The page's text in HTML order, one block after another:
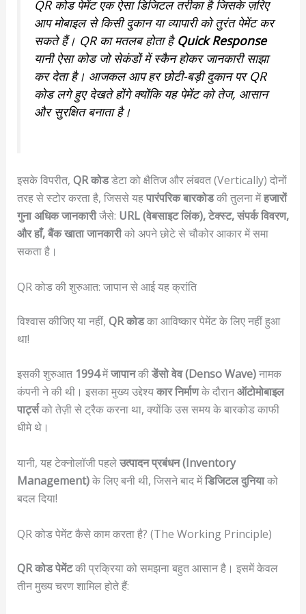
QR कोड पेमेंट एक ऐसा डिजिटल तरीका है जिसके ज़रिए
आप मोबाइल से किसी दुकान या व्यापारी को तुरंत पेमेंट कर
सकते हैं। QR का मतलब होता हैQuick Response
यानी ऐसा कोड जो सेकंडों में स्कैन होकर जानकारी साझा
कर देता है। आजकल आप हर छोटी-बड़ी दुकान पर QR
कोड लगे हुए देखते होंगे क्योंकि यह पेमेंट को तेज, आसान
और सुरक्षित बनाता है।
इसके विपरीत, QR कोडडेटा को क्षैतिज और लंबवत (Vertically) दोनों
तरह से स्टोर करता है, जिससे यहपारंपरिक बारकोडकी तुलना मेंहजारों
गुना अधिक जानकारीजैसे: URL (वेबसाइट लिंक), टेक्स्ट, संपर्क विवरण,
और हाँ, बैंक खाता जानकारीको अपने छोटे से चौकोर आकार में समा
सकता है।
QR कोड की शुरुआत: जापान से आई यह क्रांति
विश्वास कीजिए या नहीं, QR कोडका आविष्कार पेमेंट के लिए नहीं हुआ
था!
इसकी शुरुआत 1994मेंजापानकीडेंसो वेव (Denso Wave)नामक
कंपनी ने की थी। इसका मुख्य उद्देश्यकार निर्माणके दौरानऑटोमोबाइल
पार्ट्सको तेज़ी से ट्रैक करना था, क्योंकि उस समय के बारकोड काफी
धीमे थे।
यानी, यह टेक्नोलॉजी पहलेउत्पादन प्रबंधन (Inventory
Management)के लिए बनी थी, जिसने बाद मेंडिजिटल दुनियाको
बदल दिया!
QR कोड पेमेंट कैसे काम करता है? (The Working Principle)
QR कोड पेमेंटकी प्रक्रिया को समझना बहुत आसान है। इसमें केवल
तीन मुख्य चरण शामिल होते हैं: